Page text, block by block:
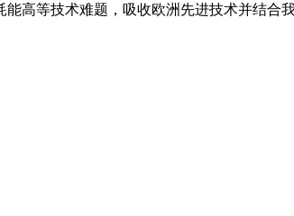
高等技术难题，吸收欧洲先进技术并结